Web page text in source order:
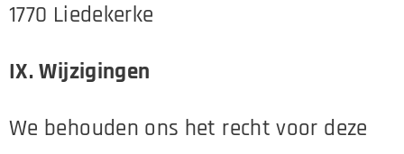
1770 Liedekerke
IX. Wijzigingen
We behouden ons het recht voor deze